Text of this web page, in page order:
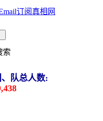
索
队总人数: